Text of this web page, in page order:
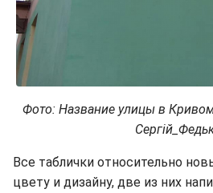
Фото: Название улицы в
Все таблички относительно
цвету и дизайну, две из них